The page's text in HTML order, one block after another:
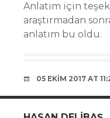
Anlatım için
araştırmadan
anlatım bu oldu.
05 EKIM 2017 AT